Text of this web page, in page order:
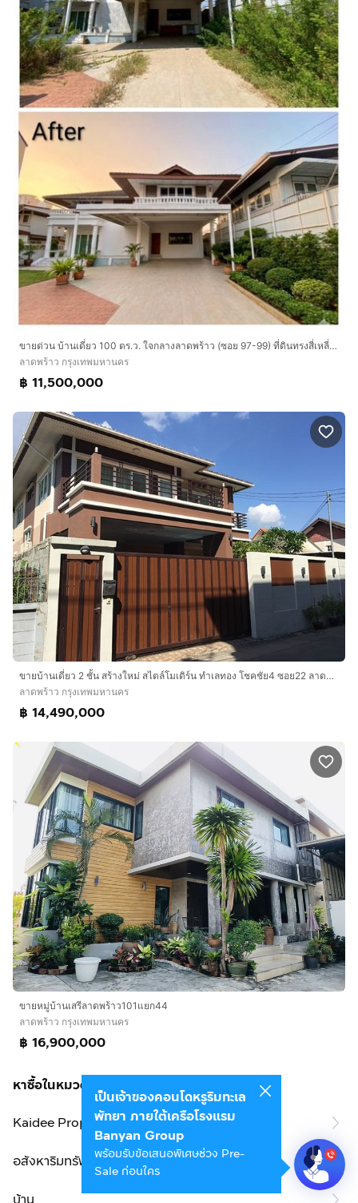
ขายด่วน บ้านเดี่ยว 100 ตร.ว. ใจกลางลาดพร้าว (ซอย 97-99) ที่ดินทรงสี่เหลี่ยมผืนผ้าสวย ใกล้รถไฟฟ้าสายสีเหลือง
ลาดพร้าว กรุงเทพมหานคร
฿ 11,500,000
ขายบ้านเดี่ยว 2 ชั้น สร้างใหม่ สไตล์โมเดิร์น ทำเลทอง โชคชัย4 ซอย22 ลาดพร้าว ใกล้รถไฟฟ้าสายสีเหลืองเพียง 5นาท ห่างจากถนนโชคชัย 4 เพียง 100ม.
ลาดพร้าว กรุงเทพมหานคร
฿ 14,490,000
ขายหมู่บ้านเสรีลาดพร้าว101แยก44
ลาดพร้าว กรุงเทพมหานคร
฿ 16,900,000
หาซื้อในหมวดหมู่นี้
Kaidee Property
อสังหาริมทรัพย์
เป็นเจ้าของคอนโดหรูริมทะเล
พัทยา ภายใต้เครือโรงแรม
Banyan Group
พร้อมรับข้อเสนอพิเศษช่วง Pre-
Sale ก่อนใคร